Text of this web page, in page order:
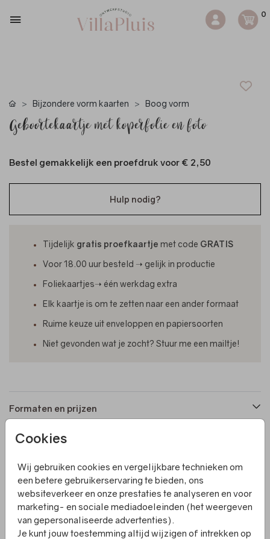
0
Cookies
Wij gebruiken cookies en vergelijkbare technieken om
een betere gebruikerservaring te bieden, ons
websiteverkeer en onze prestaties te analyseren en voor
marketing- en sociale mediadoeleinden (het weergeven
van gepersonaliseerde advertenties).
Je kunt jouw toestemming altijd wijzigen of intrekken op
Bijzondere vorm kaarten Boog vorm
Geboortekaartje met koperfolie en foto
Bestel gemakkelijk een proefdruk voor € 2,50
Hulp nodig?
Tijdelijk gratis proefkaartje met code GRATIS
Voor 18.00 uur besteld ➝ gelijk in productie
Foliekaartjes➝ één werkdag extra
Elk kaartje is om te zetten naar een ander formaat
Ruime keuze uit enveloppen en papiersoorten
Niet gevonden wat je zocht? Stuur me een mailtje!
Formaten en prijzen
Productinformatie
Omschrijving
Een geboortekaartje in een leuke boogvorm. De voorkant
heeft een foto welke je kunt veranderen in die van jouw
kindje. Het hele kaartje is naar wens aan te passen.